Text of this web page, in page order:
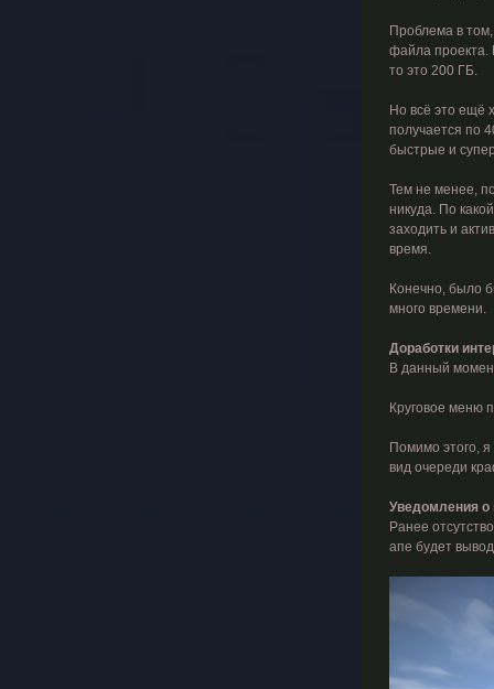
Проблема в
файла проекта.
то это 200 ГБ.
Но всё это ещё
получается по
быстрые и
Тем не менее,
никуда. По
заходить и
время.
Конечно, было
много времени.
Доработки
В данный
Круговое меню
Помимо этого,
вид очереди
Уведомления о
Ранее
апе будет